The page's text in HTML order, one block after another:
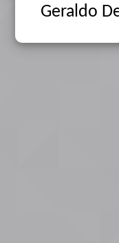
Geraldo